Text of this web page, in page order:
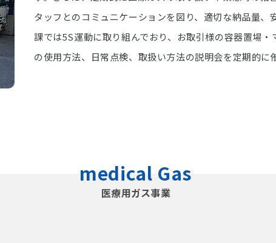
タッフとのコミュニケーションを図り、適切な納品量
課では5S運動に取り組んでおり、お取引様の容器置場
の使用方法、日常点検、取扱い方法の説明会を定期的に
medical Gas
医療用ガス事業